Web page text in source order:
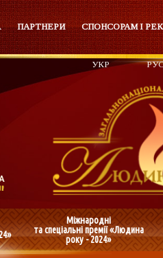
ПАРТНЕРИ СПОНСОРАМ І
УКР
Міжнародні
та спеціальні премії «Людина
року - 2024»